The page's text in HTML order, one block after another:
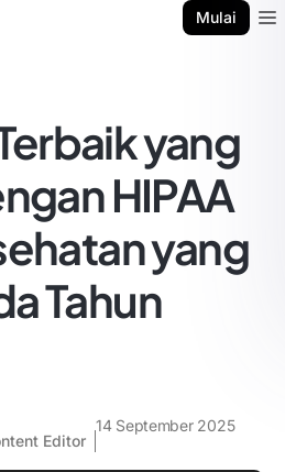
Mulai
yang
HIPAA
yang
Tahun
Editor
14 September 2025